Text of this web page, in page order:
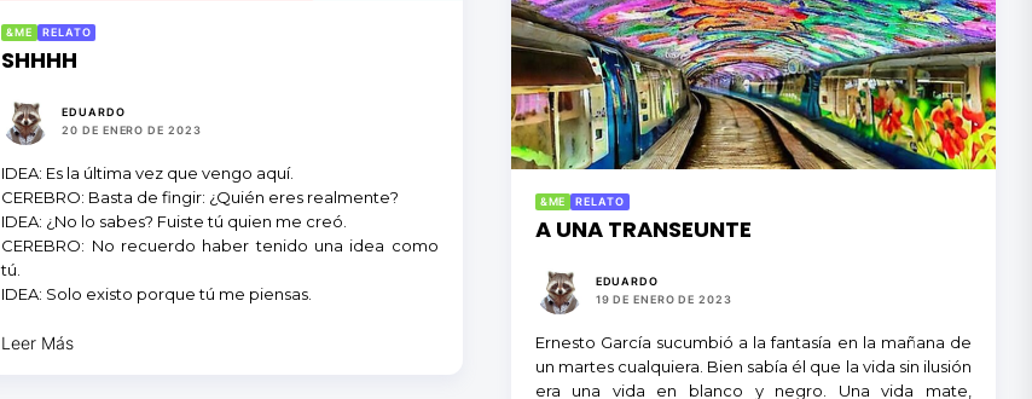
&ME RELATO
SHHHH
EDUARDO
20 DE ENERO DE 2023
IDEA: Es la última vez que vengo aquí.
CEREBRO: Basta de fingir: ¿Quién eres realmente?
IDEA: ¿No lo sabes? Fuiste tú quien me creó.
CEREBRO: No recuerdo haber tenido una idea como
tú.
IDEA: Solo existo porque tú me piensas.
Leer Más
&ME RELATO
A UNA TRANSEUNTE
EDUARDO
19 DE ENERO DE 2023
Ernesto García sucumbió a la fantasía en la mañana de
un martes cualquiera. Bien sabía él que la vida sin ilusión
era una vida en blanco y negro. Una vida mate,